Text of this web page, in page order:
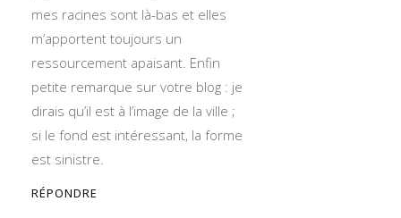
mes racines sont là-bas et elles
m’apportent toujours un
ressourcement apaisant. Enfin
petite remarque sur votre blog : je
dirais qu’il est à l’image de la ville ;
si le fond est intéressant, la forme
est sinistre.
RÉPONDRE